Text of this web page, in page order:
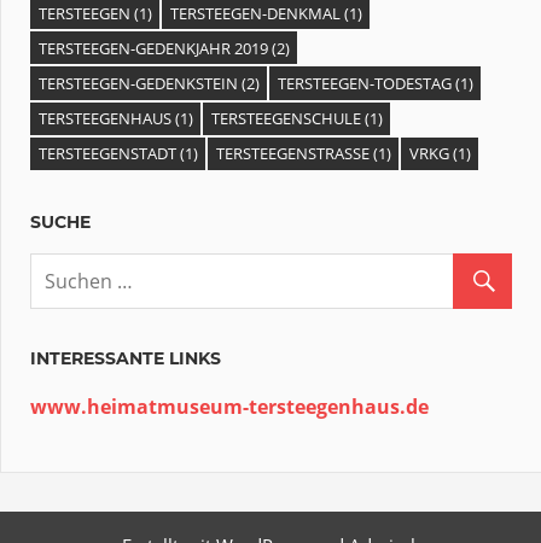
TERSTEEGEN (1) TERSTEEGEN-DENKMAL(1)
TERSTEEGEN-GEDENKJAHR 2019(2)
TERSTEEGEN-GEDENKSTEIN (2) TERSTEEGEN-TODESTAG(1)
TERSTEEGENHAUS(1) TERSTEEGENSCHULE(1)
TERSTEEGENSTADT(1) TERSTEEGENSTRASSE (1) VRKG(1)
SUCHE
INTERESSANTE LINKS
www.heimatmuseum-tersteegenhaus.de